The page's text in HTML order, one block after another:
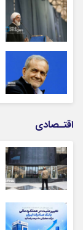
اقتـصادی